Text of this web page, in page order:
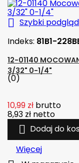
 Szybki podgląd
Indeks: 81B1-
12-01140
3/32" 0-1/4"
(0)
10,99 zł brutto
8,93 zł netto
 Dodaj do
Więcej